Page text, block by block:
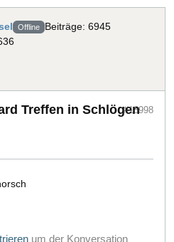
Offline Beiträge: 6945
Treffen in Schlögen#18998
um der Konversation